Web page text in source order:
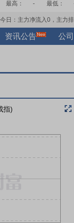
最高： - 最低：
今日：主力净流入0 ，主力
资讯公告 公
指)